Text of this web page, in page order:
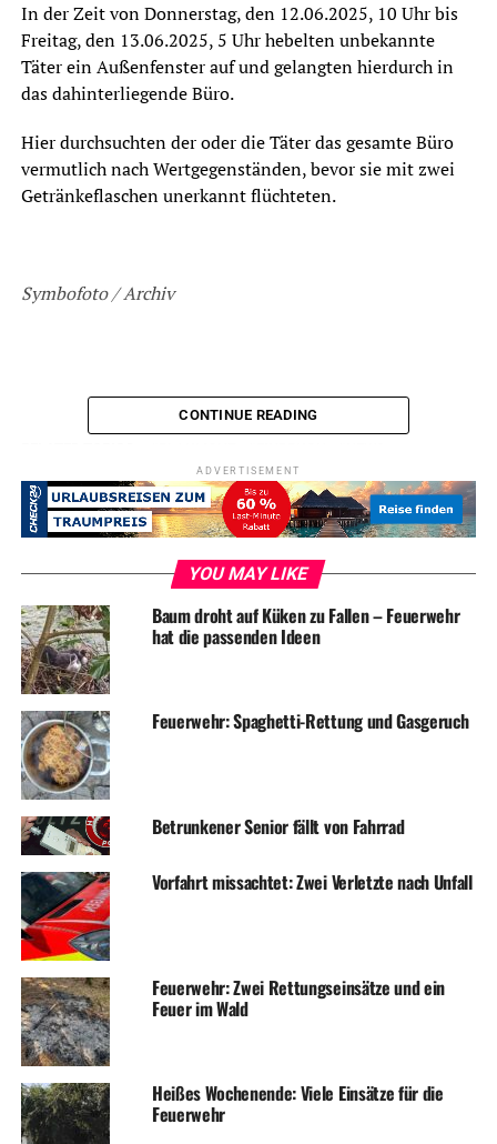
In der Zeit von Donnerstag, den 12.06.2025, 10 Uhr bis
Freitag, den 13.06.2025, 5 Uhr hebelten unbekannte
Täter ein Außenfenster auf und gelangten hierdurch in
das dahinterliegende Büro.
Hier durchsuchten der oder die Täter das gesamte Büro
vermutlich nach Wertgegenständen, bevor sie mit zwei
Getränkeflaschen unerkannt flüchteten.
Symbofoto / Archiv
ADVERTISEMENT
UP NEXT
Feuerwehr: Brennendes Auto und Rettungseinsatz
Feuerwehr: Brennende Mülltonne und weitere Einsätze
CONTINUE READING
ADVERTISEMENT
YOU MAY LIKE
Baum droht auf Küken zu Fallen – Feuerwehr
hat die passenden Ideen
Feuerwehr: Spaghetti-Rettung und Gasgeruch
Betrunkener Senior fällt von Fahrrad
Vorfahrt missachtet: Zwei Verletzte nach Unfall
Feuerwehr: Zwei Rettungseinsätze und ein
Feuer im Wald
Heißes Wochenende: Viele Einsätze für die
Feuerwehr